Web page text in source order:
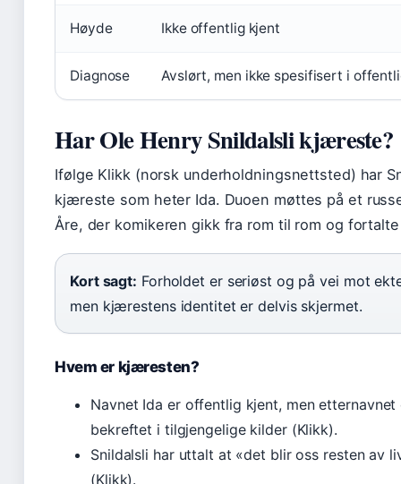
Høyde Ikke offentlig kjent
Diagnose Avslørt, men ikke spesifisert i
Har Ole Henry Snildalsli kjæreste?
Ifølge Klikk (norsk underholdningsnettsted) har
kjæreste som heter Ida. Duoen møttes på et
Åre, der komikeren gikk fra rom til rom og
Kort sagt: Forholdet er seriøst og på vei mot
men kjærestens identitet er delvis skjermet.
Hvem er kjæresten?
Navnet Ida er offentlig kjent, men etternavnet
bekreftet i tilgjengelige kilder (Klikk).
Snildalsli har uttalt at «det blir oss resten av
(Klikk).